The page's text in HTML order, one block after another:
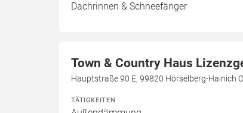
Dachrinnen & Schneefänger
Town & Country Haus
Hauptstraße 90 E, 99820 Hörselberg-Hainich
TÄTIGKEITEN